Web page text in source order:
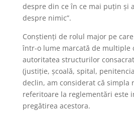
despre din ce în ce mai puțin și
despre nimic”.
Conștienți de rolul major pe
într-o lume marcată de multiple
autoritatea structurilor
(justiție, școală, spital,
declin, am considerat că simpla
referitoare la reglementări este
pregătirea acestora.